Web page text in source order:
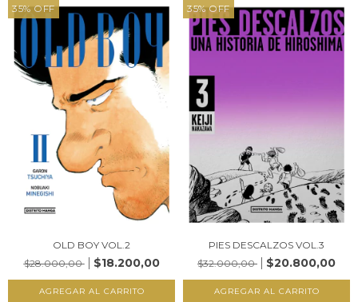
35%OFF
OLD BOY VOL.2
$28.000,00
$18.200,00
35%OFF
PIES DESCALZOS VOL.3
$32.000,00
$20.800,00